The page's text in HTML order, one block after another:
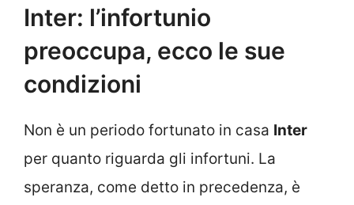
Inter: l’infortunio
preoccupa, ecco le sue
condizioni
Non è un periodo fortunato in casa Inter
per quanto riguarda gli infortuni. La
speranza, come detto in precedenza, è